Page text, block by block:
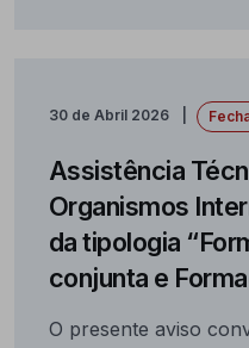
30 de Abril 2026
Assistência
Organismos
da tipologia
conjunta e
O presente aviso